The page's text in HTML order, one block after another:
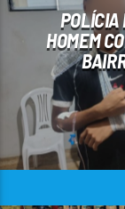
POLÍCIA
HOMEM